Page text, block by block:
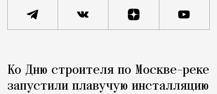
Город
Ко Дню строителя по Москве-реке
запустили плавучую инсталляцию